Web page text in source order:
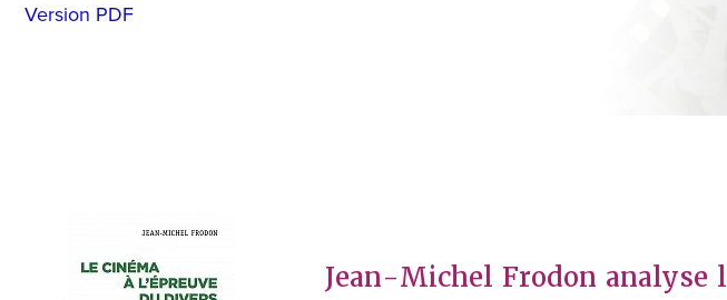
Version PDF
Jean-Michel Frodon analyse